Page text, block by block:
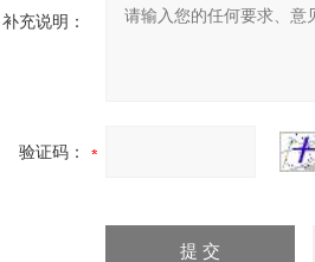
补充说明：
验证码：